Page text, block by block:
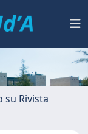
su Rivista